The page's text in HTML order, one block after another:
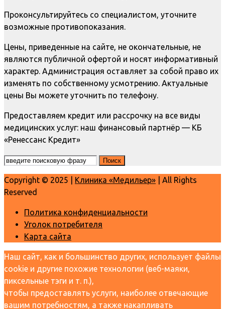
Проконсультируйтесь со специалистом, уточните
возможные противопоказания.
Цены, приведенные на сайте, не окончательные, не
являются публичной офертой и носят информативный
характер. Администрация оставляет за собой право их
изменять по собственному усмотрению. Актуальные
цены Вы можете уточнить по телефону.
Предоставляем кредит или рассрочку на все виды
медицинских услуг: наш финансовый партнёр — КБ
«Ренессанс Кредит»
Copyright © 2025 | Клиника «Медильер» | All Rights
Reserved
Политика конфиденциальности
Уголок потребителя
Карта сайта
Наш сайт, как и большинство других, использует файлы
cookie и другие похожие технологии (веб-маяки,
пиксельные тэги и т. п.),
чтобы предоставлять услуги, наиболее отвечающие
вашим потребностям, а также накапливать